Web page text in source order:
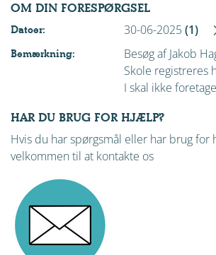
OM DIN FORESPØRGSEL
Datoer: 30-06-2025(1)
Bemærkning:
Besøg af Jakob
Skole registreres
I skal ikke
HAR DU BRUG FOR HJÆLP?
Hvis du har spørgsmål eller har brug
velkommen til at kontakte os